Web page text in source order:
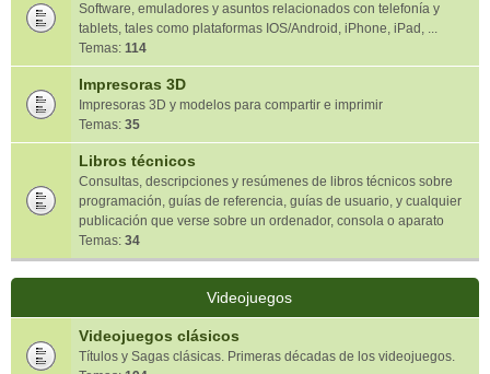
Software, emuladores y asuntos relacionados con telefonía y
tablets, tales como plataformas IOS/Android, iPhone, iPad, ...
Temas: 114
Impresoras 3D
Impresoras 3D y modelos para compartir e imprimir
Temas: 35
Libros técnicos
Consultas, descripciones y resúmenes de libros técnicos sobre
programación, guías de referencia, guías de usuario, y cualquier
publicación que verse sobre un ordenador, consola o aparato
Temas: 34
Videojuegos
Videojuegos clásicos
Títulos y Sagas clásicas. Primeras décadas de los videojuegos.